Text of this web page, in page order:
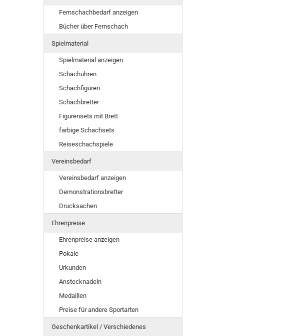
Fernschachbedarf anzeigen
Bücher über Fernschach
Spielmaterial
Spielmaterial anzeigen
Schachuhren
Schachfiguren
Schachbretter
Figurensets mit Brett
farbige Schachsets
Reiseschachspiele
Vereinsbedarf
Vereinsbedarf anzeigen
Demonstrationsbretter
Drucksachen
Ehrenpreise
Ehrenpreise anzeigen
Pokale
Urkunden
Anstecknadeln
Medaillen
Preise für andere Sportarten
Geschenkartikel / Verschiedenes